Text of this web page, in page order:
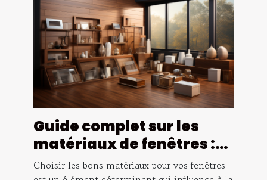
Guide complet sur les
matériaux de fenêtres :
avantages et
Choisir les bons matériaux pour vos fenêtres